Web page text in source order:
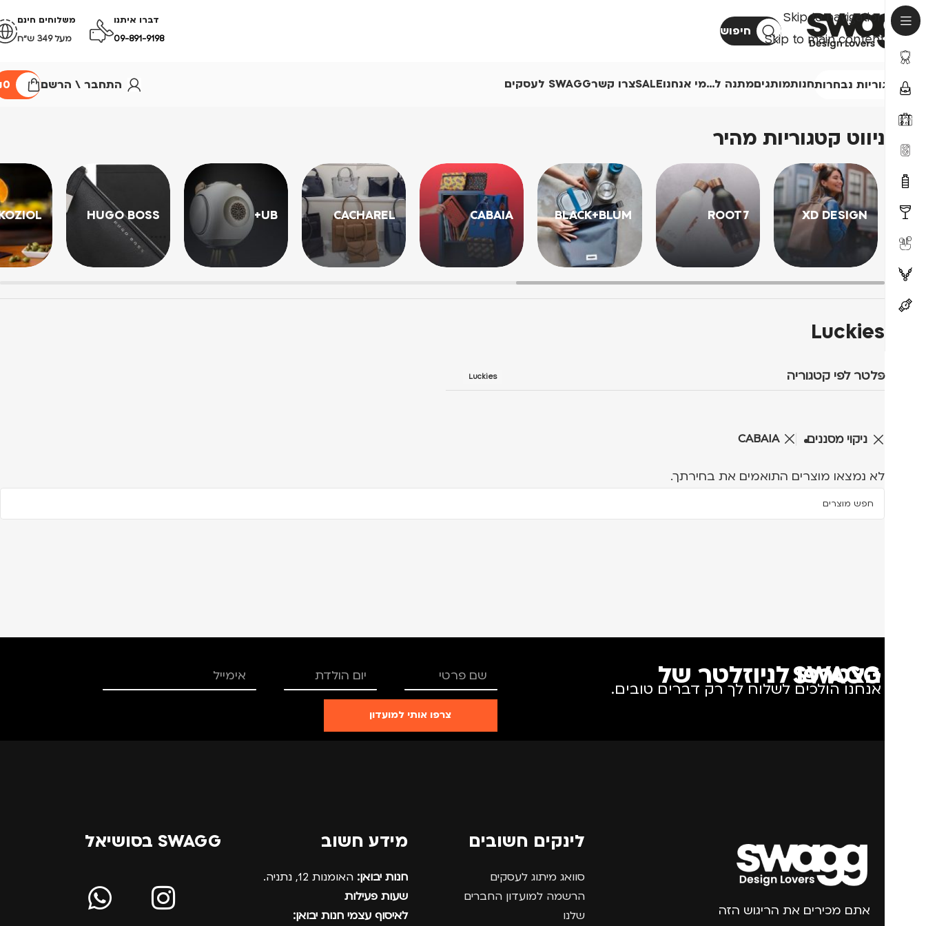
Skip to navigation
Skip to main content
חיפוש
דברו איתנו
09-891-9198
משלוחים חינם
מעל 349 ש״ח
קטגוריות נבחרותחנותמותגיםמתנה ל…מי אנחנוSALEצרו קשרSWAGG לעסקים התחבר \ הרשם 0
ניווט קטגוריות מהיר
XD DESIGN
ROOT7
BLACK+BLUM
CABAIA
CACHAREL
UB+
HUGO BOSS
Luckies
פלטר לפי קטגוריה Luckies
ניקוי מסננים CABAIA
לא נמצאו מוצרים התואמים את בחירתך.
הצטרפו לניוזלטר של SWAGG
אנחנו הולכים לשלוח לך רק דברים טובים.
צרפו אותי למועדון
אתם מכירים את הריגוש הזה
לינקים חשובים
סוואג מיתוג לעסקים
הרשמה למועדון החברים
שלנו
מידע חשוב
חנות יבואן: האומנות 12, נתניה.
שעות פעילות
לאיסוף עצמי חנות יבואן:
SWAGG בסושיאל